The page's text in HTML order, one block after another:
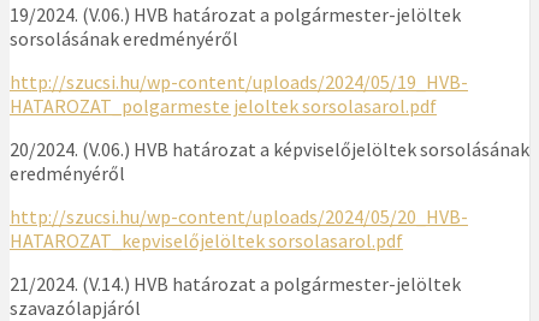
19/2024. (V.06.) HVB határozat a polgármester-jelöltek
sorsolásának eredményéről
http://szucsi.hu/wp-content/uploads/2024/05/19_HVB-
HATAROZAT_polgarmeste jeloltek sorsolasarol.pdf
20/2024. (V.06.) HVB határozat a képviselőjelöltek sorsolásának
eredményéről
http://szucsi.hu/wp-content/uploads/2024/05/20_HVB-
HATAROZAT_kepviselőjelöltek sorsolasarol.pdf
21/2024. (V.14.) HVB határozat a polgármester-jelöltek
szavazólapjáról